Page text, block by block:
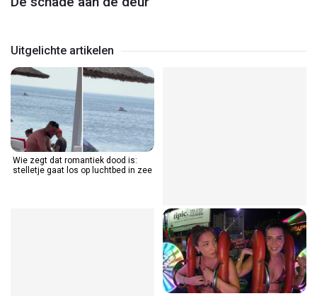
Uitgelichte artikelen
Wie zegt dat romantiek dood is:
stelletje gaat los op luchtbed in zee